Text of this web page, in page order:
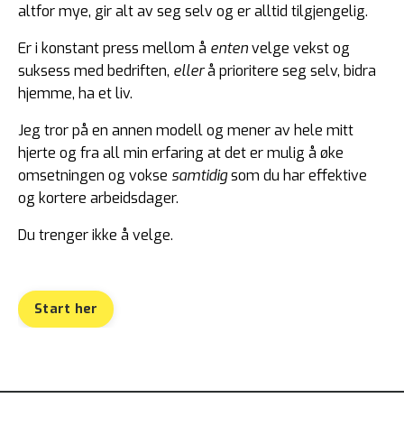
altfor mye, gir alt av seg selv og er alltid tilgjengelig.
Er i konstant press mellom å entenvelge vekst og
suksess med bedriften, ellerå prioritere seg selv, bidra
hjemme, ha et liv.
Jeg tror på en annen modell og mener av hele mitt
hjerte og fra all min erfaring at det er mulig å øke
omsetningen og vokse samtidigsom du har effektive
og kortere arbeidsdager.
Du trenger ikke å velge.
Start her